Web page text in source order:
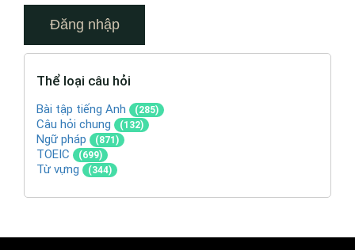
Thể loại câu hỏi
Bài tập tiếng Anh (285)
Câu hỏi chung (132)
Ngữ pháp (871)
TOEIC (699)
Từ vựng (344)